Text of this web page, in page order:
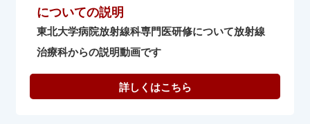
についての説明
東北大学病院放射線科専門医研修について放射線
治療科からの説明動画です